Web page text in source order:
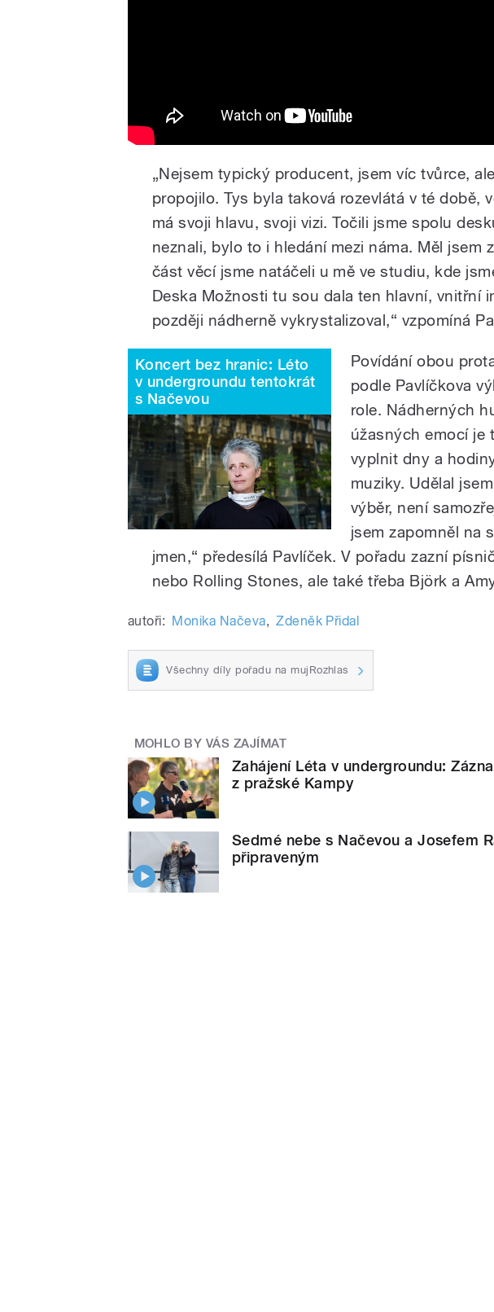
„Nejsem typický producent, jsem víc tvůrce,
propojilo. Tys byla taková rozevlátá v té době,
má svoji hlavu, svoji vizi. Točili jsme spolu
neznali, bylo to i hledání mezi náma. Měl jsem
část věcí jsme natáčeli u mě ve studiu, kde
Deska Možnosti tu sou dala ten hlavní, vnitřní
později nádherně vykrystalizoval,“ vzpomíná
Koncert bez hranic: Léto
v undergroundu tentokrát
s Načevou
Povídání obou
podle Pavlíčkova
role. Nádherných
úžasných emocí je
vyplnit dny a
muziky. Udělal
výběr, není
jsem zapomněl na
jmen,“ předesílá Pavlíček. V pořadu zazní
nebo Rolling Stones, ale také třeba Björk a
autoři: Monika Načeva, Zdeněk Přidal
Všechny díly pořadu na mujRozhlas
MOHLO BY VÁS ZAJÍMAT
Zahájení Léta v undergroundu:
z pražské Kampy
Sedmé nebe s Načevou a Josefem
připraveným